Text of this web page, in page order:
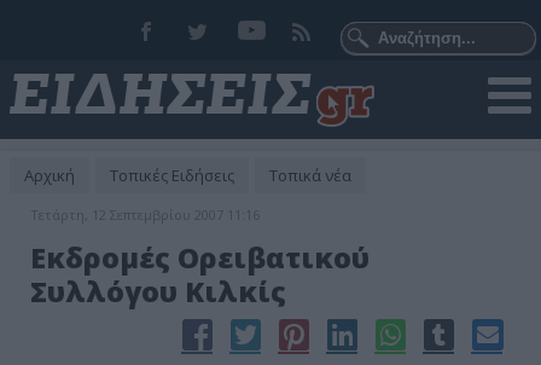
Αρχική Τοπικές Ειδήσεις Τοπικά νέα
Τετάρτη, 12 Σεπτεμβρίου 2007 11:16
Εκδρομές Ορειβατικού
Συλλόγου Κιλκίς